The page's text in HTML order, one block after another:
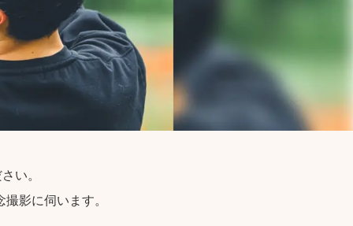
い。
影に伺います。